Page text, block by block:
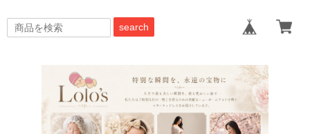
search